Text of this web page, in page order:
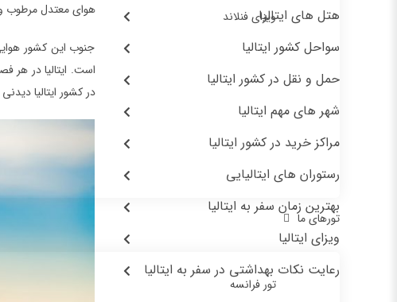
ویزای فنلاند
تورهای ما
تور فرانسه
هتل های ایتالیا
سواحل کشور ایتالیا
حمل و نقل در کشور ایتالیا
شهر های مهم ایتالیا
مراکز خرید در کشور ایتالیا
رستوران های ایتالیایی
بهترین زمان سفر به ایتالیا
ویزای ایتالیا
رعایت نکات بهداشتی در سفر به ایتالیا
هوای معتدل مرطوب
جنوب این کشور
است. ایتالیا در هر
در کشور ایتالیا